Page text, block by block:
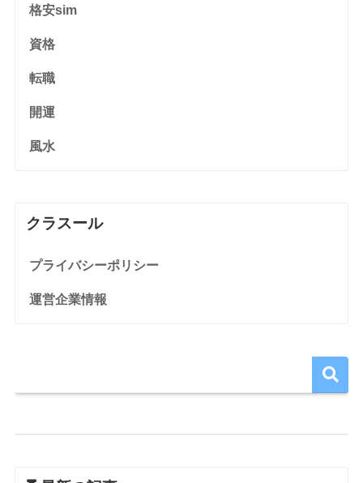
格安sim
資格
転職
開運
風水
クラスール
プライバシーポリシー
運営企業情報